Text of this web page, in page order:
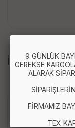
İLGİLİ9 GÜNLÜK
GEREKSE
ALARAK
FİRMAMIZ
TEX